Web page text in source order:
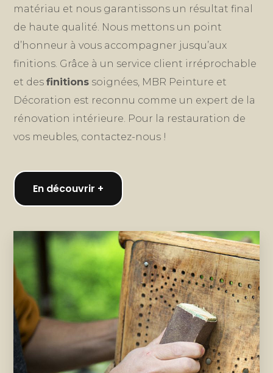
matériau et nous garantissons un résultat final
de haute qualité. Nous mettons un point
d’honneur à vous accompagner jusqu’aux
finitions. Grâce à un service client irréprochable
et desfinitions soignées, MBR Peinture et
Décoration est reconnu comme un expert de la
rénovation intérieure. Pour la restauration de
vos meubles, contactez-nous !
En découvrir +